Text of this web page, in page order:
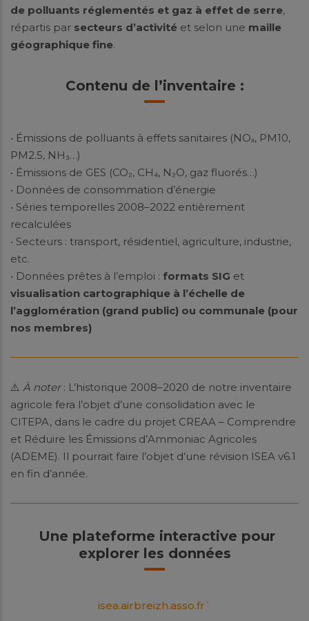
de polluants réglementés et gaz à effet de serre,
répartis par secteurs d’activité et selon une maille
géographique fine.
Contenu de l’inventaire :
• Émissions de polluants à effets sanitaires (NOₓ, PM10,
PM2.5, NH₃…)
• Émissions de GES (CO₂, CH₄, N₂O, gaz fluorés…)
• Données de consommation d’énergie
• Séries temporelles 2008–2022 entièrement
recalculées
• Secteurs : transport, résidentiel, agriculture, industrie,
etc.
• Données prêtes à l’emploi : formats SIG et
visualisation cartographique à l’échelle de
l’agglomération (grand public) ou communale (pour
nos membres)
⚠️ À noter: L’historique 2008–2020 de notre inventaire
agricole fera l’objet d’une consolidation avec le
CITEPA, dans le cadre du projet CREAA – Comprendre
et Réduire les Émissions d’Ammoniac Agricoles
(ADEME). Il pourrait faire l’objet d’une révision ISEA v6.1
en fin d’année.
Une plateforme interactive pour
explorer les données
isea.airbreizh.asso.fr`